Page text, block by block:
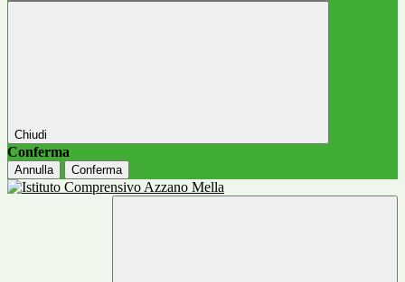
Chiudi
Conferma
Annulla Conferma